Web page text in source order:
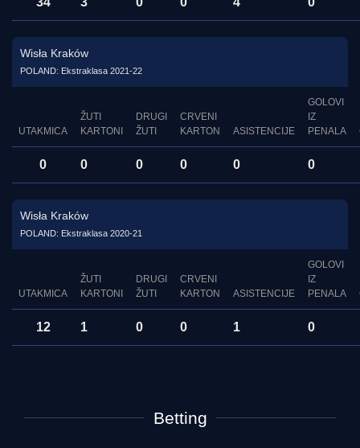
Wisła Kraków
POLAND: Ekstraklasa 2021-22
UTAKMICA
ŽUTI
KARTONI
DRUGI
ŽUTI
CRVENI
KARTON
ASISTENCIJE
GOLOVI
IZ
PENALA
0 0 0 0 0 0
Wisła Kraków
POLAND: Ekstraklasa 2020-21
UTAKMICA
ŽUTI
KARTONI
DRUGI
ŽUTI
CRVENI
KARTON
ASISTENCIJE
GOLOVI
IZ
PENALA
12 1 0 0 1 0
Betting